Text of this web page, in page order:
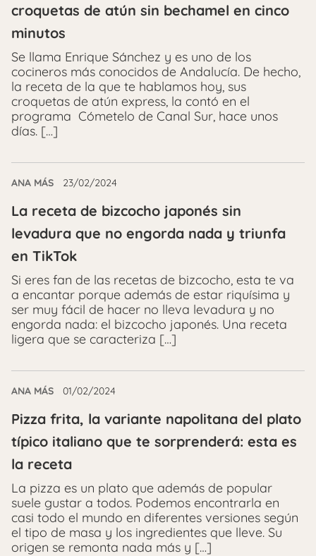
croquetas de atún sin bechamel en cinco
minutos
Se llama Enrique Sánchez y es uno de los
cocineros más conocidos de Andalucía. De hecho,
la receta de la que te hablamos hoy, sus
croquetas de atún express, la contó en el
programa Cómetelo de Canal Sur, hace unos
días. […]
ANA MÁS 23/02/2024
La receta de bizcocho japonés sin
levadura que no engorda nada y triunfa
en TikTok
Si eres fan de las recetas de bizcocho, esta te va
a encantar porque además de estar riquísima y
ser muy fácil de hacer no lleva levadura y no
engorda nada: el bizcocho japonés. Una receta
ligera que se caracteriza […]
ANA MÁS 01/02/2024
Pizza frita, la variante napolitana del plato
típico italiano que te sorprenderá: esta es
la receta
La pizza es un plato que además de popular
suele gustar a todos. Podemos encontrarla en
casi todo el mundo en diferentes versiones según
el tipo de masa y los ingredientes que lleve. Su
origen se remonta nada más y […]